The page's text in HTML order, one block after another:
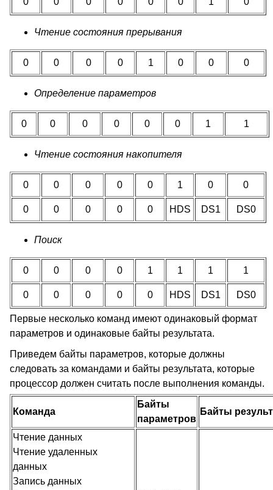
Чтение состояния прерывания
0 0 0 0 1 0 0 0
Определение параметров
0 0 0 0 0 0 1 1
Чтение состояния накопителя
0 0 0 0 0 1 0 0
0 0 0 0 0 HDS DS1 DS0
Поиск
0 0 0 0 1 1 1 1
0 0 0 0 0 HDS DS1 DS0
Первые несколько команд имеют одинаковый формат
параметров и одинаковые байты результата.
Приведем байты параметров, которые должны
следовать за командами и байты результата, которые
процессор должен считать после выполнения команды.
Команда
Байты
параметров
Байты
Чтение данных
Чтение удаленных
данных
Запись данных